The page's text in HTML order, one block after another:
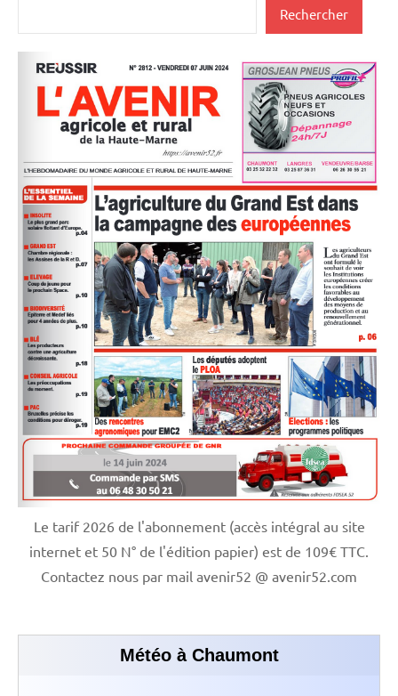
Rechercher
Le tarif 2026 de l'abonnement (accès intégral au site
internet et 50 N° de l'édition papier) est de 109€ TTC.
Contactez nous par mail avenir52 @ avenir52.com
Météo à Chaumont